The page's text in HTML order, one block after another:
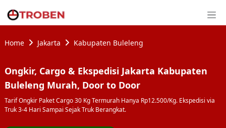
Home Jakarta Kabupaten Buleleng
Ongkir, Cargo & Ekspedisi Jakarta Kabupaten
Buleleng Murah, Door to Door
Tarif Ongkir Paket Cargo 30 Kg Termurah Hanya Rp12.500/Kg. Ekspedisi via
Truk 3-4 Hari Sampai Sejak Truk Berangkat.